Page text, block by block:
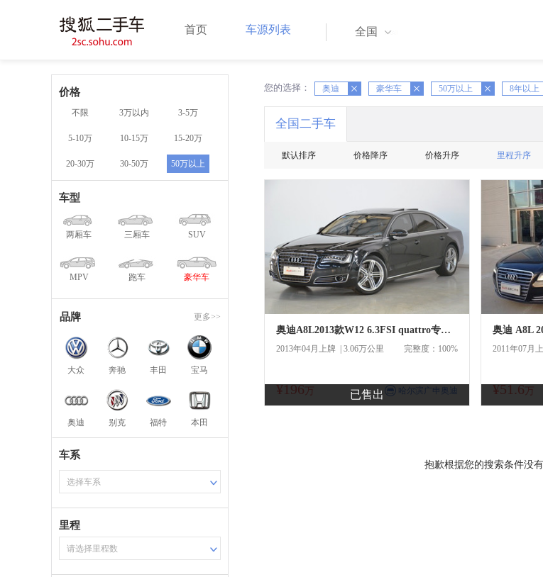
首页 车源列表 全国
价格
不限 3万以内 3-5万
5-10万 10-15万 15-20万
20-30万 30-50万 50万以上
车型
两厢车 三厢车 SUV
MPV 跑车 豪华车
品牌 更多>>
大众 奔驰 丰田 宝马
奥迪 别克 福特 本田
车系
选择车系
里程
请选择里程数
您的选择： 奥迪
X 豪华车
X 50万以上
X 8年以上
X
全国二手车
默认排序 价格降序 价格升序 里程升序
已售出
奥迪A8L2013款W12 6.3FSI quattro专享型
完整度：100%
2013年04月上牌 | 3.06万公里
¥196 万 商 哈尔滨广申奥迪
2011年07月
¥51.6 万
抱歉根据您的搜索条件没